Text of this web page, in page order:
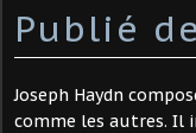
Publié
Joseph Haydn
comme les autres. Il